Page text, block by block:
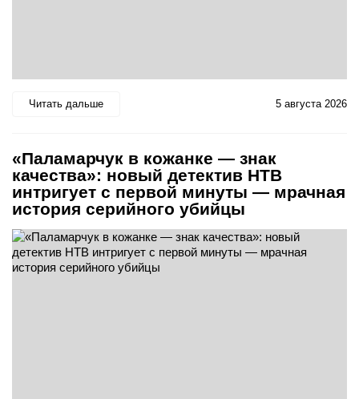
Читать дальше 5 августа 2026
«Паламарчук в кожанке — знак
качества»: новый детектив НТВ
интригует с первой минуты — мрачная
история серийного убийцы